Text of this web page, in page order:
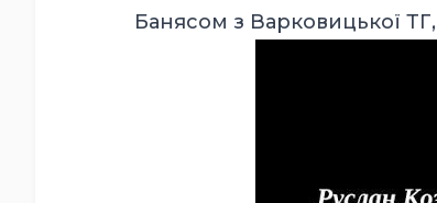
Банясом з Варковицької